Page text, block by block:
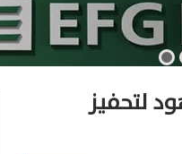
لتحفيز